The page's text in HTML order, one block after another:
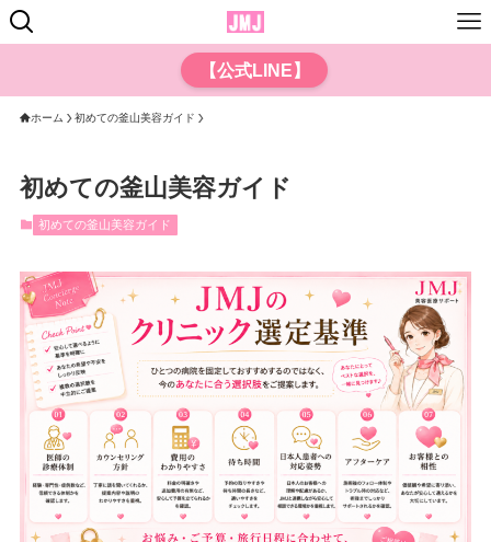
【公式LINE】
ホーム 初めての釜山美容ガイド
初めての釜山美容ガイド
初めての釜山美容ガイド